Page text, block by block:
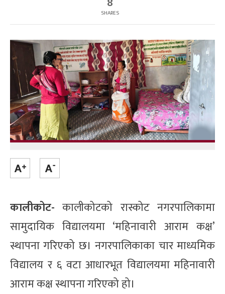
SHARES
कालीकोट- कालीकोटको रास्कोट नगरपालिकामा
सामुदायिक विद्यालयमा ‘महिनावारी आराम कक्ष’
स्थापना गरिएको छ। नगरपालिकाका चार माध्यमिक
विद्यालय र ६ वटा आधारभूत विद्यालयमा महिनावारी
आराम कक्ष स्थापना गरिएको हो।